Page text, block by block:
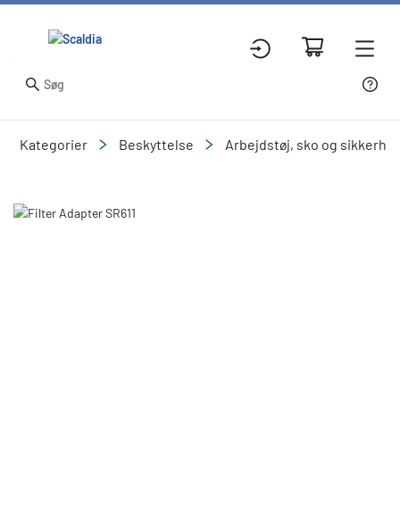
Kategorier Beskyttelse Arbejdstøj, sko og
Slide 1 of 1